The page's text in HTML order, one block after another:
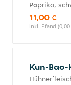
Paprika,
11,00 €
inkl. Pfand (0,00
Kun-